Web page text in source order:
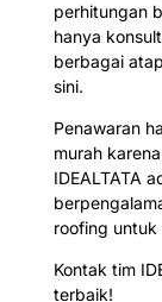
perhitungan
hanya
berbagai
sini.
Penawaran
murah
IDEALTATA
roofing untuk
Kontak tim
terbaik!